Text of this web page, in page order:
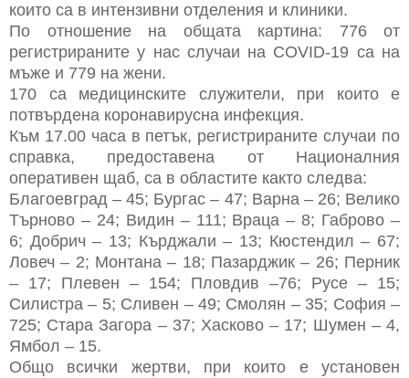
които са в интензивни отделения и клиники.
По отношение на общата картина: 776 от
регистрираните у нас случаи на COVID-19 са на
мъже и 779 на жени.
170 са медицинските служители, при които е
потвърдена коронавирусна инфекция.
Към 17.00 часа в петък, регистрираните случаи по
справка, предоставена от Националния
оперативен щаб, са в областите както следва:
Благоевград – 45; Бургас – 47; Варна – 26; Велико
Търново – 24; Видин – 111; Враца – 8; Габрово –
6; Добрич – 13; Кърджали – 13; Кюстендил – 67;
Ловеч – 2; Монтана – 18; Пазарджик – 26; Перник
– 17; Плевен – 154; Пловдив –76; Русе – 15;
Силистра – 5; Сливен – 49; Смолян – 35; София –
725; Стара Загора – 37; Хасково – 17; Шумен – 4,
Ямбол – 15.
Общо всички жертви, при които е установен